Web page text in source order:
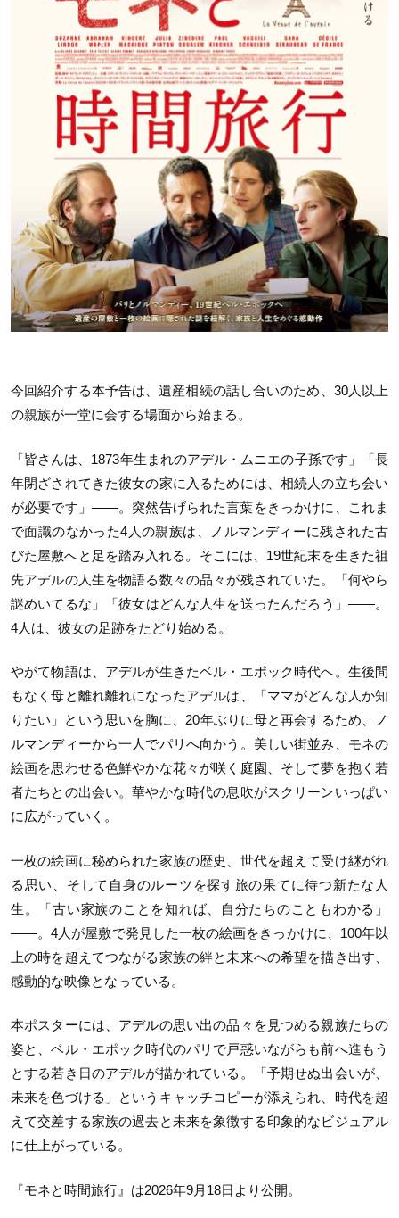
今回紹介する本予告は、遺産相続の話し合いのため、30人以上
の親族が一堂に会する場面から始まる。
「皆さんは、1873年生まれのアデル・ムニエの子孫です」「長
年閉ざされてきた彼女の家に入るためには、相続人の立ち会い
が必要です」——。突然告げられた言葉をきっかけに、これま
で面識のなかった4人の親族は、ノルマンディーに残された古
びた屋敷へと足を踏み入れる。そこには、19世紀末を生きた祖
先アデルの人生を物語る数々の品々が残されていた。「何やら
謎めいてるな」「彼女はどんな人生を送ったんだろう」——。
4人は、彼女の足跡をたどり始める。
やがて物語は、アデルが生きたベル・エポック時代へ。生後間
もなく母と離れ離れになったアデルは、「ママがどんな人か知
りたい」という思いを胸に、20年ぶりに母と再会するため、ノ
ルマンディーから一人でパリへ向かう。美しい街並み、モネの
絵画を思わせる色鮮やかな花々が咲く庭園、そして夢を抱く若
者たちとの出会い。華やかな時代の息吹がスクリーンいっぱい
に広がっていく。
一枚の絵画に秘められた家族の歴史、世代を超えて受け継がれ
る思い、そして自身のルーツを探す旅の果てに待つ新たな人
生。「古い家族のことを知れば、自分たちのこともわかる」
——。4人が屋敷で発見した一枚の絵画をきっかけに、100年以
上の時を超えてつながる家族の絆と未来への希望を描き出す、
感動的な映像となっている。
本ポスターには、アデルの思い出の品々を見つめる親族たちの
姿と、ベル・エポック時代のパリで戸惑いながらも前へ進もう
とする若き日のアデルが描かれている。「予期せぬ出会いが、
未来を色づける」というキャッチコピーが添えられ、時代を超
えて交差する家族の過去と未来を象徴する印象的なビジュアル
に仕上がっている。
『モネと時間旅行』は2026年9月18日より公開。